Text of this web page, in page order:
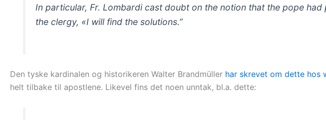
In particular, Fr. Lombardi cast doubt on the notion that the pope
the clergy, «I will find the solutions.”
Den tyske kardinalen og historikeren Walter Brandmüller har skrevet om dette hos
helt tilbake til apostlene. Likevel fins det noen unntak, bl.a. dette: